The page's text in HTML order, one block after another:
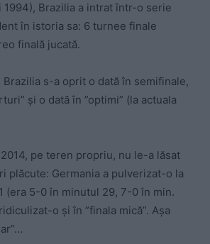
1994), Brazilia a intrat într-o serie
în istoria sa: 6 turnee finale
finală jucată.
Brazilia s-a oprit o dată în semifinale,
și o dată în ”optimi” (la actuala
pe teren propriu, nu le-a lăsat
plăcute: Germania a pulverizat-o la
(era 5-0 în minutul 29, 7-0 în min.
o și în ”finala mică”. Așa